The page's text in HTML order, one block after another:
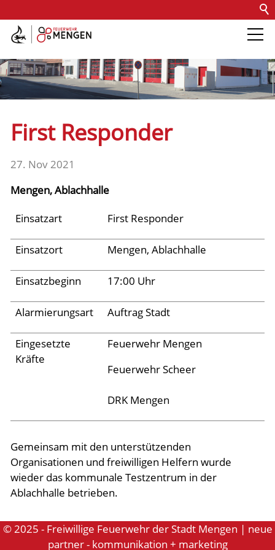
Kontakt Impressum
Barrierefreiheit
Die Feuerwehr
Fachdienste
Fahrzeuge
Einsätze
Aktuelles
Links
First Responder
27. Nov 2021
Mengen, Ablachhalle
Einsatzart
First Responder
Einsatzort Mengen, Ablachhalle
Einsatzbeginn 17:00 Uhr
Alarmierungsart Auftrag Stadt
Eingesetzte
Kräfte
Feuerwehr Mengen
Feuerwehr Scheer
DRK Mengen
Gemeinsam mit den unterstützenden
Organisationen und freiwilligen Helfern wurde
wieder das kommunale Testzentrum in der
Ablachhalle betrieben.
© 2025 - Freiwillige Feuerwehr der Stadt Mengen | neue
partner - kommunikation + marketing